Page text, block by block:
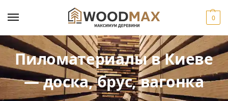
0
Пиломатериалы в Киеве
— доска, брус, вагонка